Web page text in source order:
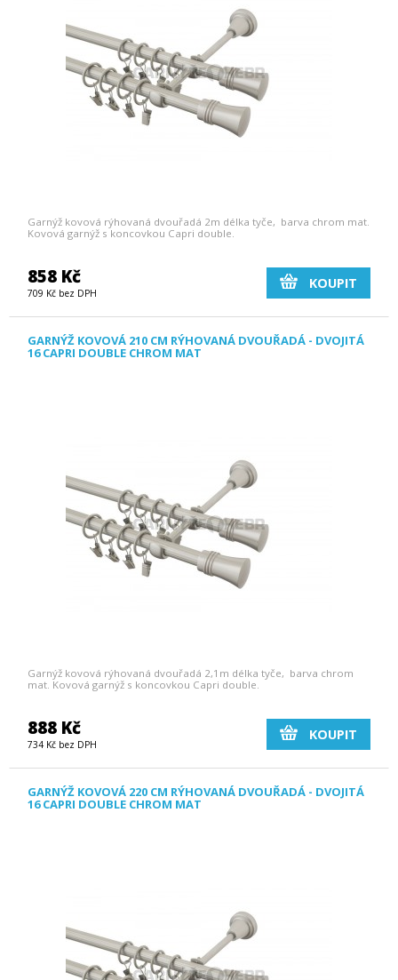
Garnýž kovová rýhovaná dvouřadá 2m délka tyče, barva chrom mat.
Kovová garnýž s koncovkou Capri double.
858 Kč
709 Kč bez DPH
KOUPIT
GARNÝŽ KOVOVÁ 210 CM RÝHOVANÁ DVOUŘADÁ - DVOJITÁ
16 CAPRI DOUBLE CHROM MAT
Garnýž kovová rýhovaná dvouřadá 2,1m délka tyče, barva chrom
mat. Kovová garnýž s koncovkou Capri double.
888 Kč
734 Kč bez DPH
KOUPIT
GARNÝŽ KOVOVÁ 220 CM RÝHOVANÁ DVOUŘADÁ - DVOJITÁ
16 CAPRI DOUBLE CHROM MAT